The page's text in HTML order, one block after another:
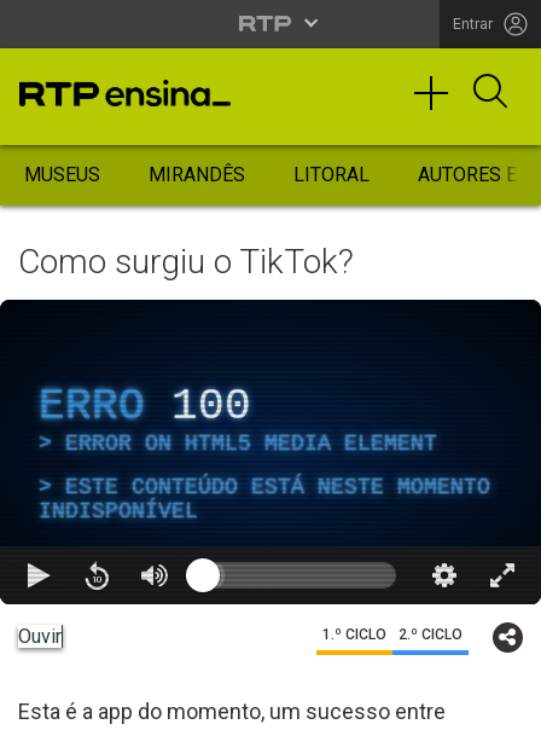
Entrar
MUSEUS MIRANDÊS LITORAL AUTORES
Como surgiu o TikTok?
ERRO 100
ERROR ON HTML5 MEDIA ELEMENT
ESTE CONTEÚDO ESTÁ NESTE MOMENTO
INDISPONÍVEL
Ouvir 1.º CICLO 2.º CICLO
Esta é a app do momento, um sucesso entre